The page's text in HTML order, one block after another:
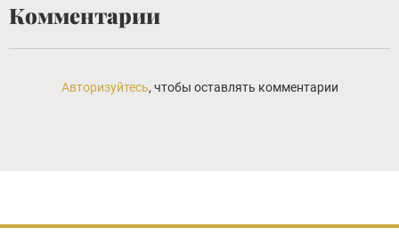
Комментарии
Авторизуйтесь, чтобы оставлять комментарии